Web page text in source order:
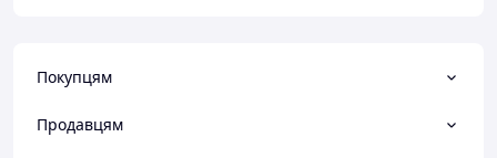
Покупцям
Продавцям